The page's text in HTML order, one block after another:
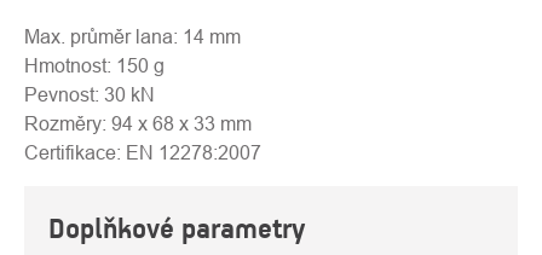
Max. průměr lana: 14 mm
Hmotnost: 150 g
Pevnost: 30 kN
Rozměry: 94 x 68 x 33 mm
Certifikace: EN 12278:2007
Doplňkové parametry